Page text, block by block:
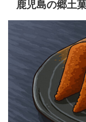
鹿児島の郷土